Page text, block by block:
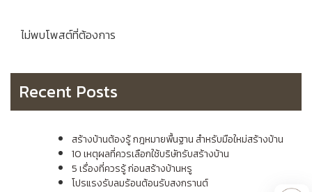
ไม่พบโพสต์ที่ต้องการ
Recent Posts
สร้างบ้านต้องรู้ กฎหมายพื้นฐาน สำหรับมือใหม่สร้างบ้าน
10 เหตุผลที่ควรเลือกใช้บริษัทรับสร้างบ้าน
5 เรื่องที่ควรรู้ ก่อนสร้างบ้านหรู
โปรแรงรับลมร้อนต้อนรับสงกรานต์